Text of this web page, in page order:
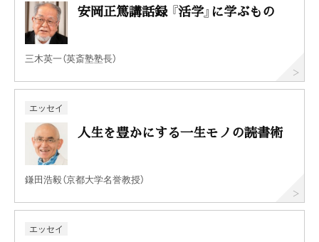
安岡正篤講話録 『活学』に学ぶもの
三木英一（英斎塾塾長）
エッセイ
人生を豊かにする一生モノの読書術
鎌田浩毅（京都大学名誉教授）
エッセイ